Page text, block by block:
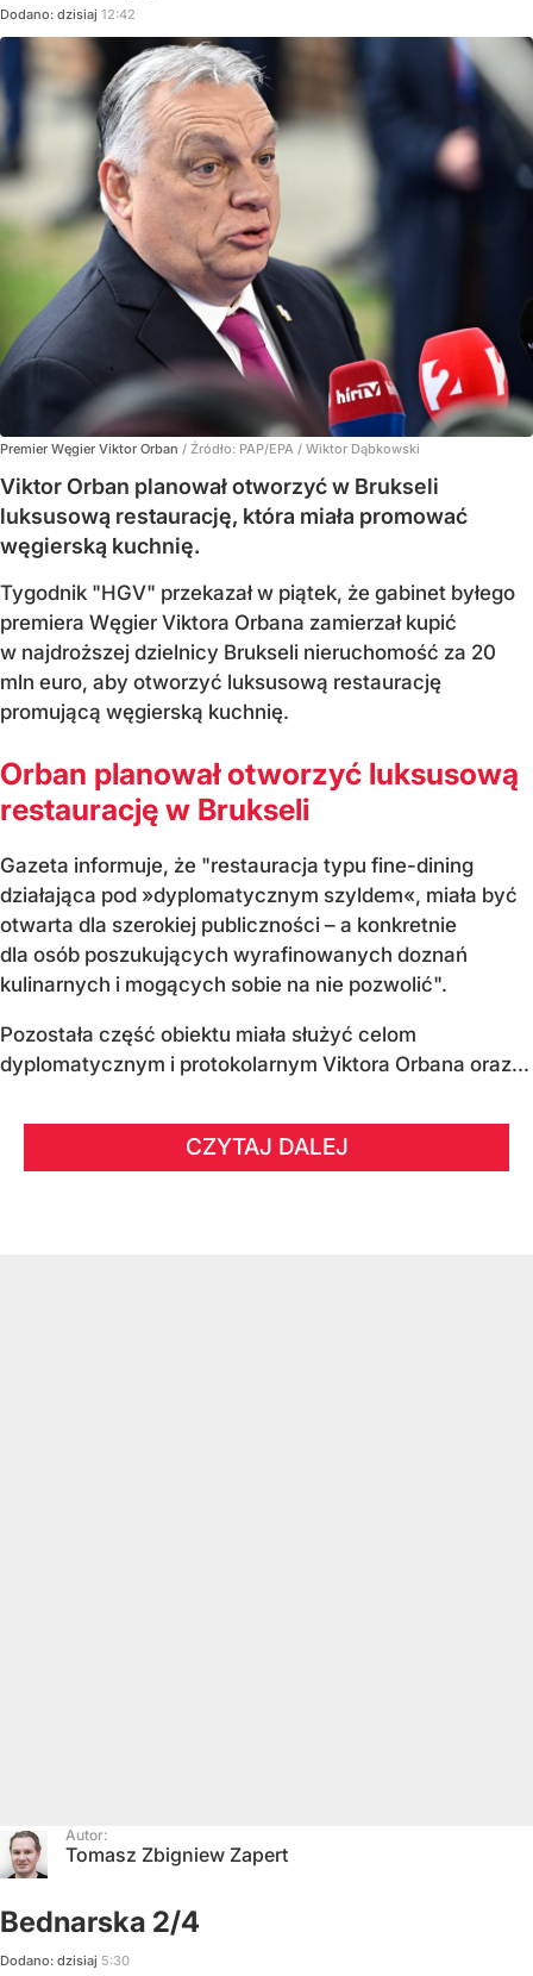
Dodano: dzisiaj 12:42
Premier Węgier Viktor Orban / Źródło: PAP/EPA / Wiktor Dąbkowski
Viktor Orban planował otworzyć w Brukseli
luksusową restaurację, która miała promować
węgierską kuchnię.
Tygodnik "HGV" przekazał w piątek, że gabinet byłego
premiera Węgier Viktora Orbana zamierzał kupić
w najdroższej dzielnicy Brukseli nieruchomość za 20
mln euro, aby otworzyć luksusową restaurację
promującą węgierską kuchnię.
Orban planował otworzyć luksusową
restaurację w Brukseli
Gazeta informuje, że "restauracja typu fine-dining
działająca pod »dyplomatycznym szyldem«, miała być
otwarta dla szerokiej publiczności – a konkretnie
dla osób poszukujących wyrafinowanych doznań
kulinarnych i mogących sobie na nie pozwolić".
Pozostała część obiektu miała służyć celom
dyplomatycznym i protokolarnym Viktora Orbana oraz...
CZYTAJ DALEJ
Autor:
Tomasz Zbigniew Zapert
Bednarska 2/4
Dodano: dzisiaj 5:30